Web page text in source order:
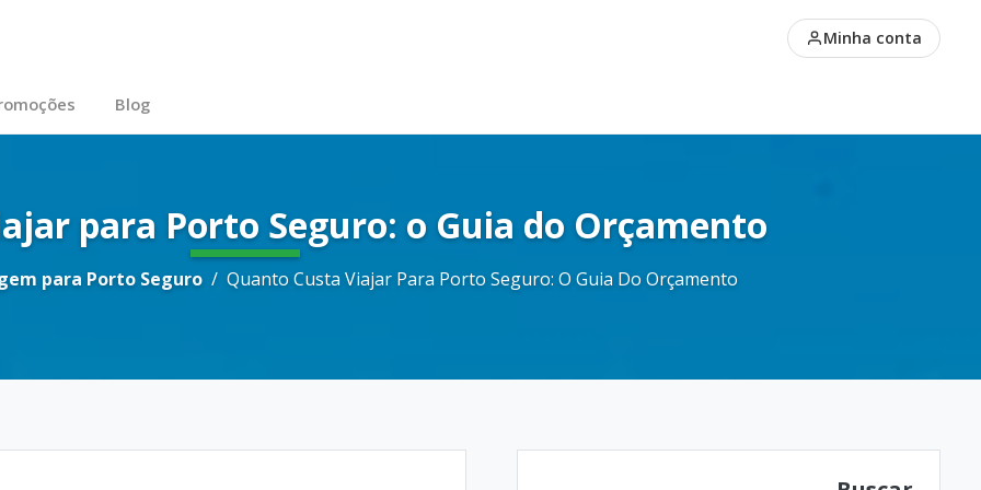
Porto Seguro em 2026: Guia Completo Minha conta
Blog
para Porto Seguro: o Guia do Orçamento
para Porto Seguro Quanto Custa Viajar Para Porto Seguro: O Guia Do Orçamento